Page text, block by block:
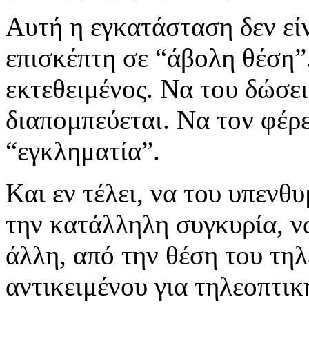
Αυτή η εγκατάσταση δεν
επισκέπτη σε “άβολη
εκτεθειμένος. Να του
διαπομπεύεται. Να τον
“εγκληματία”.
Και εν τέλει, να του
την κατάλληλη συγκυρία,
άλλη, από την θέση του
αντικειμένου για